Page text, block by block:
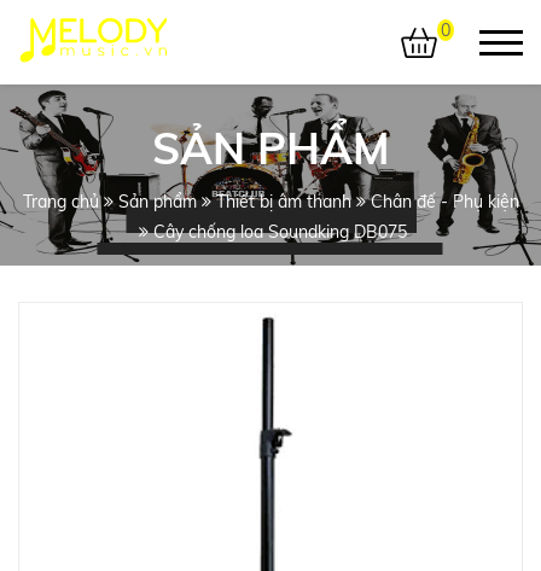
0
SẢN PHẨM
Trang chủ Sản phẩm Thiết bị âm thanh
Chân đế - Phụ kiện
Cây chống loa Soundking DB075